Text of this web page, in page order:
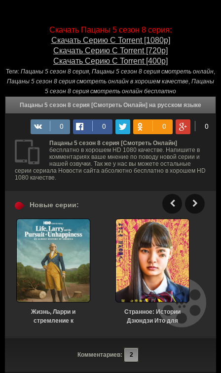
Скачать Пацаны 5 сезон 8 серия:
Скачать Серию С Torrent [1080p]
Скачать Серию С Torrent [720p]
Скачать Серию С Torrent [400p]
Теги: Пацаны 5 сезон 8 серия Пацаны 5 сезон 8 серия смотреть онлайн
Пацаны 5 сезон 8 серия смотреть онлайн в хорошем качестве Пацаны
5 сезон 8 серия смотреть онлайн бесплатно
Пацаны 5 сезон 8 серия [Смотреть Онлайн] на русском языке
Пацаны 5 сезон 8 серия [Смотреть Онлайн]
бесплатно в хорошем HD 1080 качестве. Напишите в
комментариях ваше мнение по поводу новой серии и
нашей озвучки. Так же у нас вы можете остальные
серии сериала Новости сайта абсолютно бесплатно в хорошем HD
1080 качестве.
Новые серии:
Жизнь, Ларри и
стремление к
история Америки 1 сезон
Странное: Истории
Дзюндзи Ито для
бессонных ночей 1
сезон 6 серия [Смотреть
Комментариев:
2